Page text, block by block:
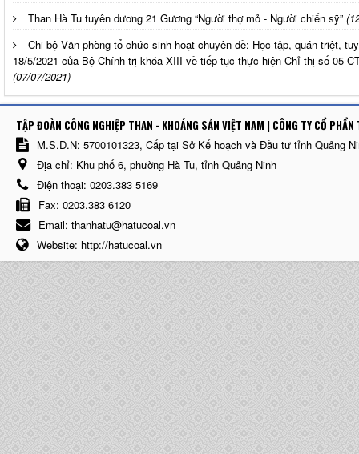
Than Hà Tu tuyên dương 21 Gương “Người thợ mỏ - Người chiến sỹ”
Chi bộ Văn phòng tổ chức sinh hoạt chuyên đề: Học tập, quán triệt,
18/5/2021 của Bộ Chính trị khóa XIII về tiếp tục thực hiện Chỉ thị số 05-
(07/07/2021)
TẬP ĐOÀN CÔNG NGHIỆP THAN - KHOÁNG SẢN VIỆT NAM | CÔNG TY CỔ
M.S.D.N: 5700101323, Cấp tại Sở Kế hoạch và Đầu tư tỉnh Quảng
Địa chỉ: Khu phố 6, phường Hà Tu, tỉnh Quảng Ninh
Điện thoại: 0203.383 5169
Fax: 0203.383 6120
Email: thanhatu@hatucoal.vn
Website: http://hatucoal.vn